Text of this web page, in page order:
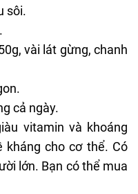
sôi.
vài lát gừng, chanh
cả ngày.
vitamin và khoáng
cho cơ thể. Có
lớn. Bạn có thể mua